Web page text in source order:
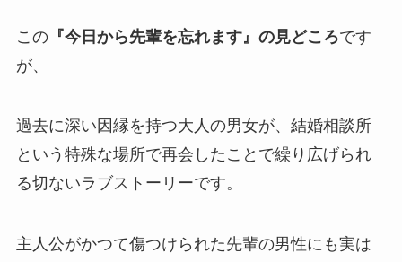
この『今日から先輩を忘れます』の見どころです
が、
過去に深い因縁を持つ大人の男女が、結婚相談所
という特殊な場所で再会したことで繰り広げられ
る切ないラブストーリーです。
主人公がかつて傷つけられた先輩の男性にも実は